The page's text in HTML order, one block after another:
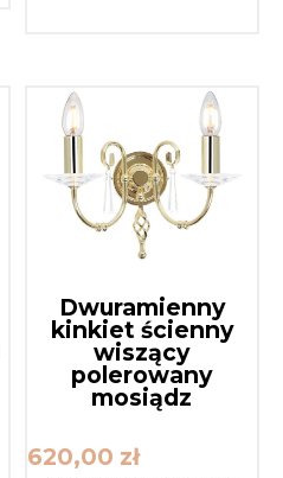
Dwuramienny
kinkiet ścienny
wiszący
polerowany
mosiądz
620,00 zł